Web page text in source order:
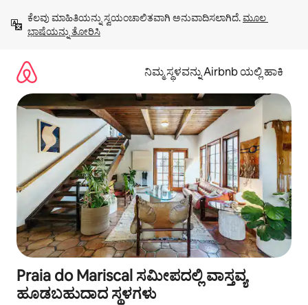
ಹೋಗಿ
ಕೆಲವು ಮಾಹಿತಿಯನ್ನು ಸ್ವಯಂಚಾಲಿತವಾಗಿ ಅನುವಾದಿಸಲಾಗಿದೆ. ಮೂಲ
ಭಾಷೆಯನ್ನು ತೋರಿಸಿ
ನಿಮ್ಮ ಸ್ಥಳವನ್ನು Airbnb ಯಲ್ಲಿ ಹಾಕಿ
Praia do Mariscal ಸಮೀಪದಲ್ಲಿ ವಾಸ್ತವ್ಯ
ಹೂಡಬಹುದಾದ ಸ್ಥಳಗಳು